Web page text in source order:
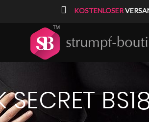
KOSTENLOSER
SECRET